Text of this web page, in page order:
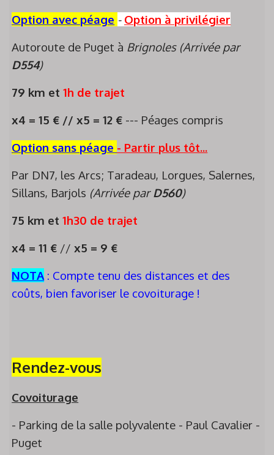
Option avec péage - Option à privilégier
Autoroute de Puget à Brignoles (Arrivée par
D554)
79 km et1h de trajet
x4 = 15 € // x5 = 12 € --- Péages compris
Option sans péage - Partir plus tôt...
Par DN7, les Arcs; Taradeau, Lorgues, Salernes,
Sillans, Barjols (Arrivée parD560)
75 km et1h30 de trajet
x4 = 11 € //x5 = 9 €
NOTA : Compte tenu des distances et des
coûts, bien favoriser le covoiturage !
Rendez-vous
Covoiturage
- Parking de la salle polyvalente - Paul Cavalier -
Puget